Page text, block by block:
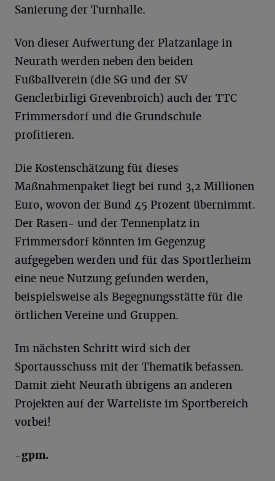
Sanierung der Turnhalle.
Von dieser Aufwertung der Platzanlage in
Neurath werden neben den beiden
Fußballverein (die SG und der SV
Genclerbirligi Grevenbroich) auch der TTC
Frimmersdorf und die Grundschule
profitieren.
Die Kostenschätzung für dieses
Maßnahmenpaket liegt bei rund 3,2 Millionen
Euro, wovon der Bund 45 Prozent übernimmt.
Der Rasen- und der Tennenplatz in
Frimmersdorf könnten im Gegenzug
aufgegeben werden und für das Sportlerheim
eine neue Nutzung gefunden werden,
beispielsweise als Begegnungsstätte für die
örtlichen Vereine und Gruppen.
Im nächsten Schritt wird sich der
Sportausschuss mit der Thematik befassen.
Damit zieht Neurath übrigens an anderen
Projekten auf der Warteliste im Sportbereich
vorbei!
-gpm.